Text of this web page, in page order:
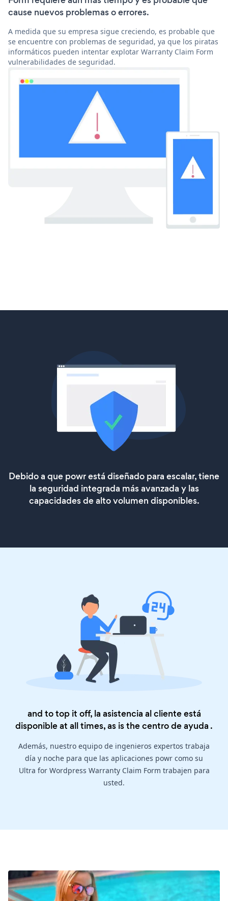
cause nuevos problemas o errores.
A medida que su empresa sigue creciendo, es probable que
se encuentre con problemas de seguridad, ya que los piratas
informáticos pueden intentar explotar Warranty Claim Form
vulnerabilidades de seguridad.
Debido a que powr está diseñado para escalar, tiene
la seguridad integrada más avanzada y las
capacidades de alto volumen disponibles.
and to top it off, la asistencia al cliente está
disponible at all times, as is thecentro de ayuda .
Además, nuestro equipo de ingenieros expertos trabaja
día y noche para que las aplicaciones powr como su
Ultra for Wordpress Warranty Claim Form trabajen para
usted.